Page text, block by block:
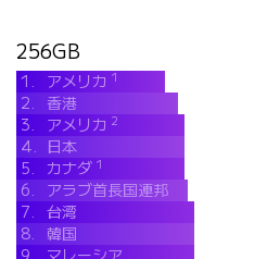
256GB
1. アメリカ 1
2.
香港
3.
アメリカ 2
4.
日本
5.
カナダ 1
6.
アラブ首長国連邦
7.
台湾
8.
韓国